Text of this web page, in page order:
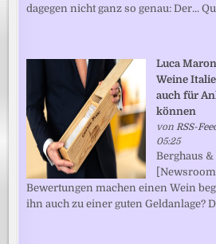
dagegen nicht ganz so genau: Der...
Luca
Weine
auch für
können
vonRSS-
05:25
Berghaus &
Bewertungen machen einen Wein
ihn auch zu einer guten Geldanlage?